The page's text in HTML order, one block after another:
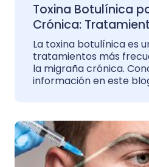
Toxina Botulínica
Crónica:
La toxina botulínica es
tratamientos más
la migraña crónica.
información en este